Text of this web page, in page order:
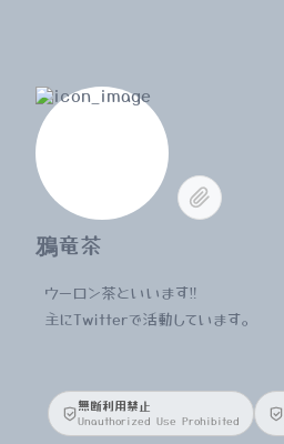
鴉竜茶
ウーロン茶といいます‼️
主にTwitterで活動しています。
無断利用禁止
Unauthorized Use Prohibited